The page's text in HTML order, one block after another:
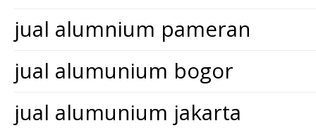
jual alumnium pameran
jual alumunium bogor
jual alumunium jakarta